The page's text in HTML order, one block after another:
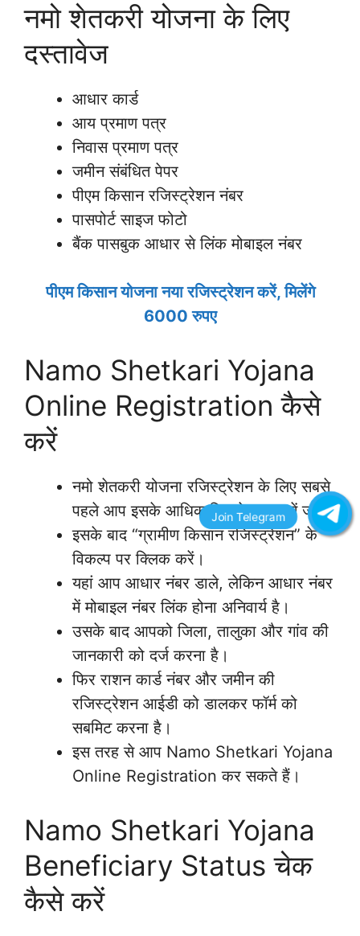
नमो शेतकरी योजना के लिए
दस्तावेज
आधार कार्ड
आय प्रमाण पत्र
निवास प्रमाण पत्र
जमीन संबंधित पेपर
पीएम किसान रजिस्ट्रेशन नंबर
पासपोर्ट साइज फोटो
बैंक पासबुक आधार से लिंक मोबाइल नंबर
पीएम किसान योजना नया रजिस्ट्रेशन करें, मिलेंगे
6000 रुपए
Namo Shetkari Yojana
Online Registration कैसे
करें
नमो शेतकरी योजना रजिस्ट्रेशन के लिए सबसे
पहले आप इसके आधिकारिक वेबसाइट में जाए।
इसके बाद “ग्रामीण किसान रजिस्ट्रेशन” के
विकल्प पर क्लिक करें।
यहां आप आधार नंबर डाले, लेकिन आधार नंबर
में मोबाइल नंबर लिंक होना अनिवार्य है।
उसके बाद आपको जिला, तालुका और गांव की
जानकारी को दर्ज करना है।
फिर राशन कार्ड नंबर और जमीन की
रजिस्ट्रेशन आईडी को डालकर फॉर्म को
सबमिट करना है।
इस तरह से आप Namo Shetkari Yojana
Online Registration कर सकते हैं।
Namo Shetkari Yojana
Beneficiary Status चेक
कैसे करें